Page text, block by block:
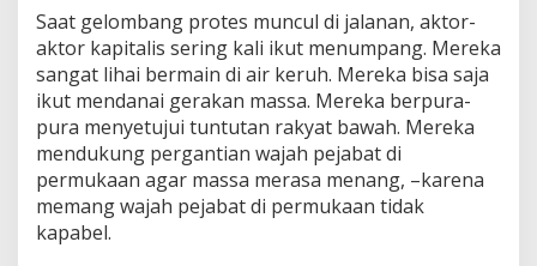
Saat gelombang protes muncul di jalanan, aktor-
aktor kapitalis sering kali ikut menumpang. Mereka
sangat lihai bermain di air keruh. Mereka bisa saja
ikut mendanai gerakan massa. Mereka berpura-
pura menyetujui tuntutan rakyat bawah. Mereka
mendukung pergantian wajah pejabat di
permukaan agar massa merasa menang, –karena
memang wajah pejabat di permukaan tidak
kapabel.